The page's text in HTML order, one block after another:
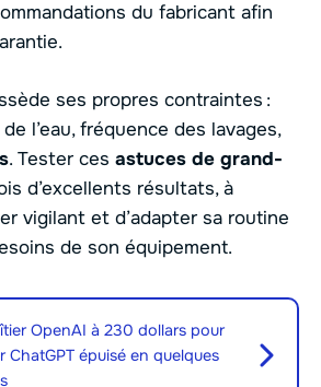
du fabricant afin
ses propres contraintes :
l’eau, fréquence des lavages,
. Tester ces astuces de grand-
d’excellents résultats, à
vigilant et d’adapter sa routine
de son équipement.
OpenAI à 230 dollars pour
ChatGPT épuisé en quelques